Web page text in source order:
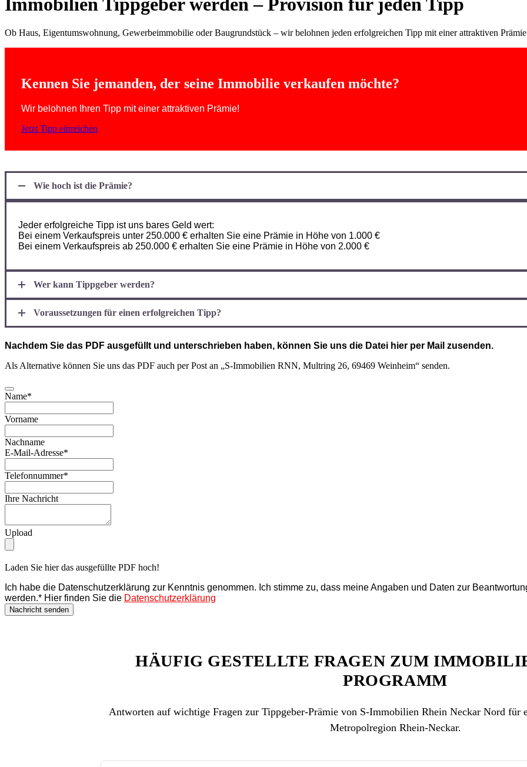
Ob Haus, Eigentumswohnung, Gewerbeimmobilie oder Baugrundstück – wir belohnen jeden erfolgreichen Tipp mit einer attraktiven
Kennen Sie jemanden, der seine Immobilie verkaufen möchte?
Wir belohnen Ihren Tipp mit einer attraktiven Prämie!
Jetzt Tipp einreichen
Wie hoch ist die Prämie?
Jeder erfolgreiche Tipp ist uns bares Geld wert:
Bei einem Verkaufspreis unter 250.000 € erhalten Sie eine Prämie in Höhe von 1.000 €
Bei einem Verkaufspreis ab 250.000 € erhalten Sie eine Prämie in Höhe von 2.000 €
Wer kann Tippgeber werden?
Voraussetzungen für einen erfolgreichen Tipp?
Nachdem Sie das PDF ausgefüllt und unterschrieben haben, können Sie uns die Datei hier per Mail zusenden.
Als Alternative können Sie uns das PDF auch per Post an „S-Immobilien RNN, Multring 26, 69469 Weinheim“ senden.
Name*
Vorname
Nachname
Website
E-Mail-Adresse*
Telefonnummer*
Ihre Nachricht
Upload
Laden Sie hier das ausgefüllte PDF hoch!
Ich habe die Datenschutzerklärung zur Kenntnis genommen. Ich stimme zu, dass meine Angaben und Daten zur
werden.* Hier finden Sie die Datenschutzerklärung
Nachricht senden
HÄUFIG GESTELLTE FRAGEN ZUM
PROGRAMM
Antworten auf wichtige Fragen zur Tippgeber-Prämie von S-Immobilien Rhein Neckar Nord
Metropolregion Rhein-Neckar.